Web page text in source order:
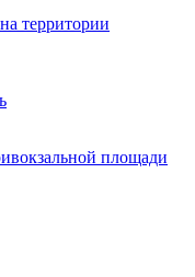
территории
площади